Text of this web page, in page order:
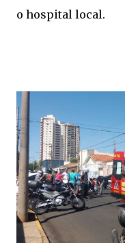
o hospital local.